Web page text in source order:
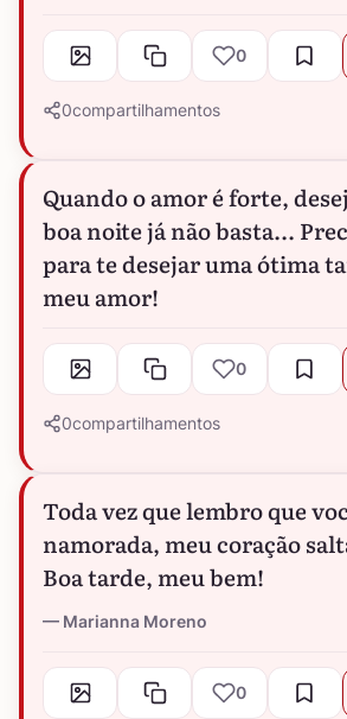
0
0compartilhamentos
Quando o amor é forte,
boa noite já não basta...
para te desejar uma ótima
meu amor!
0
0compartilhamentos
Toda vez que lembro que
namorada, meu coração
Boa tarde, meu bem!
Marianna Moreno
0